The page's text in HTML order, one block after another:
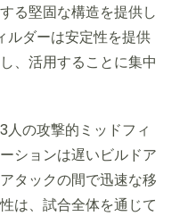
る堅固な構造を提供し
ルダーは安定性を提供
、活用することに集中
人の攻撃的ミッドフィ
ションは遅いビルドア
タックの間で迅速な移
は、試合全体を通じて